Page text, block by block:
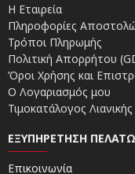
Η Εταιρεία
Πληροφορίες
Τρόποι Πληρωμής
Πολιτική Απορρήτου
Όροι Χρήσης και
Ο Λογαριασμός μου
Τιμοκατάλογος Λιανικής
ΕΞΥΠΗΡΈΤΗΣΗ
Επικοινωνία